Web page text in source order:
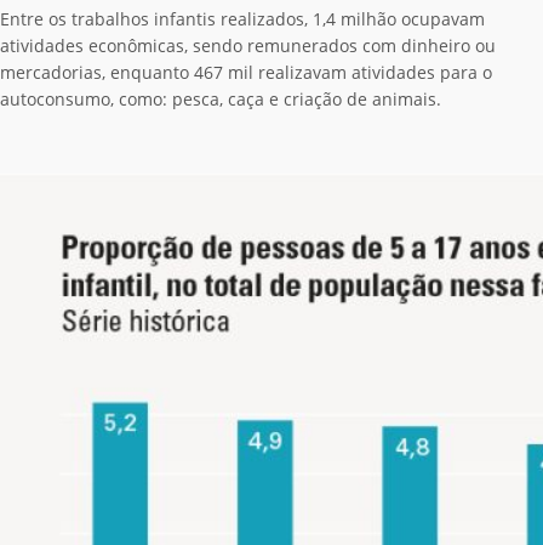
Entre os trabalhos infantis realizados, 1,4 milhão ocupavam
atividades econômicas, sendo remunerados com dinheiro ou
mercadorias, enquanto 467 mil realizavam atividades para o
autoconsumo, como: pesca, caça e criação de animais.